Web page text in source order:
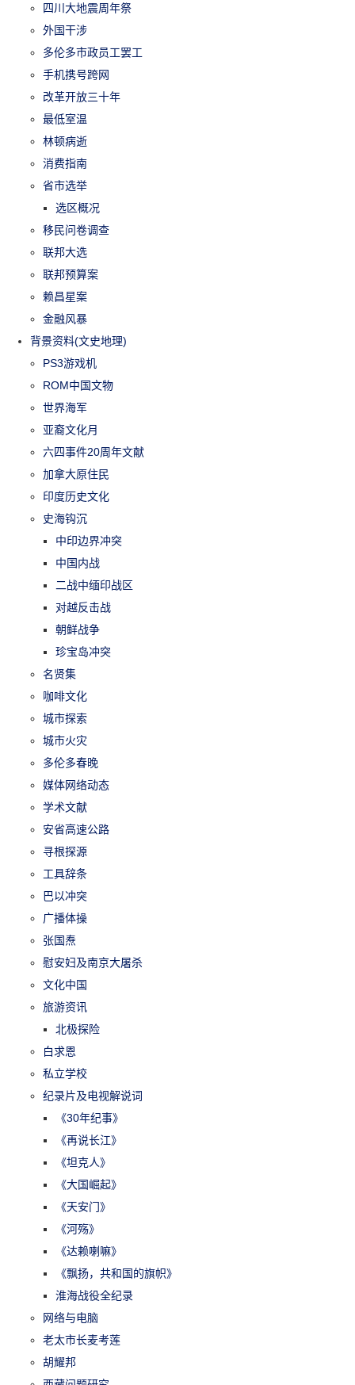
四川大地震周年祭
外国干涉
多伦多市政员工罢工
手机携号跨网
改革开放三十年
最低室温
林顿病逝
消费指南
省市选举
选区概况
移民问卷调查
联邦大选
联邦预算案
赖昌星案
金融风暴
背景资料(文史地理)
PS3游戏机
ROM中国文物
世界海军
亚裔文化月
六四事件20周年文献
加拿大原住民
印度历史文化
史海钩沉
中印边界冲突
中国内战
二战中缅印战区
对越反击战
朝鲜战争
珍宝岛冲突
名贤集
咖啡文化
城市探索
城市火灾
多伦多春晚
媒体网络动态
学术文献
安省高速公路
寻根探源
工具辞条
巴以冲突
广播体操
张国焘
慰安妇及南京大屠杀
文化中国
旅游资讯
北极探险
白求恩
私立学校
纪录片及电视解说词
《30年纪事》
《再说长江》
《坦克人》
《大国崛起》
《天安门》
《河殇》
《达赖喇嘛》
《飘扬，共和国的旗帜》
淮海战役全纪录
网络与电脑
老太市长麦考莲
胡耀邦